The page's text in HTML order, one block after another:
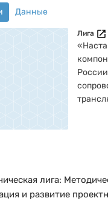
Данные
Лига
лига:
и развитие